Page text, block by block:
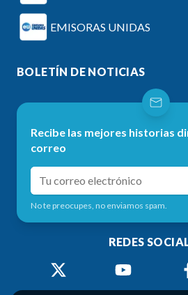
EMISORAS UNIDAS
BOLETÍN DE NOTICIAS
Recibe las mejores historias
correo
No te preocupes, no enviamos spam.
REDES